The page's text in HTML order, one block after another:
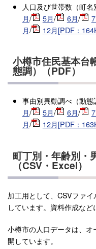
人口及び世帯数（町
月/ 5月/ 6月/
月/ 12月[PDF：
小樽市住民基本台
態調）（PDF）
事由別異動調べ（動
月/ 5月/ 6月/
月/ 12月[PDF：
町丁別・年齢別・
（CSV・Excel）
加工用として、CSVファ
しています。資料作成など
小樽市の人口データは、
開しています。